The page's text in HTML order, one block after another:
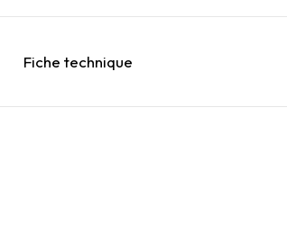
Fiche technique